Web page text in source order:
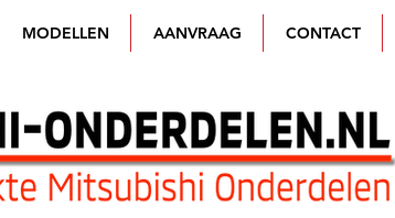
MODELLEN AANVRAAG CONTACT